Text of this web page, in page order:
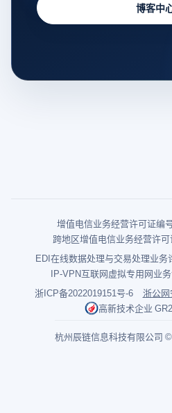
博客中
增值电信业务经营许可证编
跨地区增值电信业务经营许
EDI在线数据处理与交易处理业务
IP-VPN互联网虚拟专用网业
浙ICP备2022019151号-6
浙公网
高新技术企业
杭州辰链信息科技有限公司